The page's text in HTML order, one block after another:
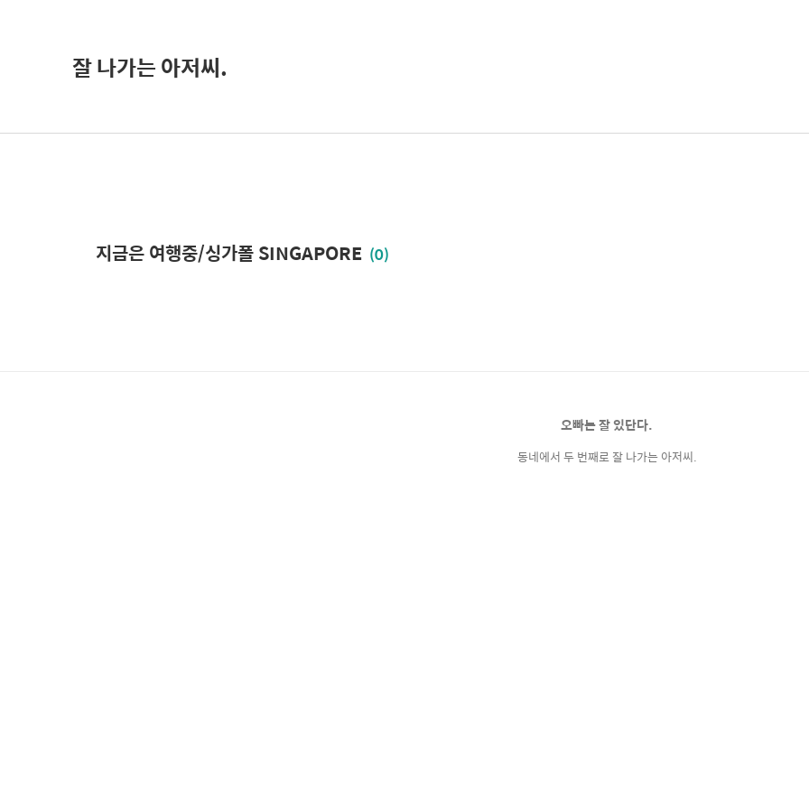
잘 나가는 아저씨.
지금은 여행중/싱가폴 SINGAPORE (0)
오빠는 잘 있단다.
동네에서 두 번째로 잘 나가는 아저씨.